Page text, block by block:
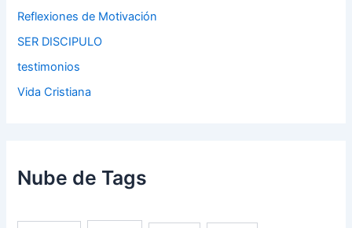
Reflexiones de Motivación
SER DISCIPULO
testimonios
Vida Cristiana
Nube de Tags